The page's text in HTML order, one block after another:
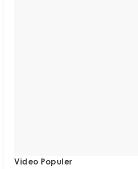
Video Populer